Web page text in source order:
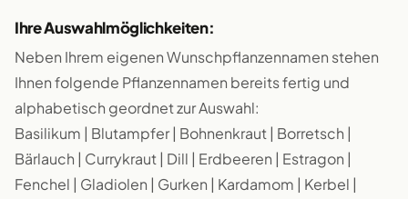
Ihre Auswahlmöglichkeiten:
Neben Ihrem eigenen Wunschpflanzennamen stehen
Ihnen folgende Pflanzennamen bereits fertig und
alphabetisch geordnet zur Auswahl:
Basilikum | Blutampfer | Bohnenkraut | Borretsch |
Bärlauch | Currykraut | Dill | Erdbeeren | Estragon |
Fenchel | Gladiolen | Gurken | Kardamom | Kerbel |